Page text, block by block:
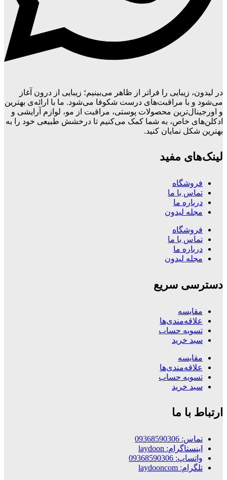
در لیدون، زیبایی را فراتر از ظاهر می‌بینیم؛ زیبایی از درون آغاز
می‌شود و با مراقبت‌های درست شکوفا می‌شود. ما با ارائه‌ی بهترین
و اورجینال‌ترین محصولات پوستی، مراقبت از مو، لوازم آرایشی و
ادکلن‌های خاص، به شما کمک می‌کنیم تا درخشش طبیعی خود را به
بهترین شکل نمایان کنید.
لینک‌های مفید
فروشگاه
تماس با ما
درباره ما
مجله لیدون
فروشگاه
تماس با ما
درباره ما
مجله لیدون
دسترسی سریع
مقایسه
علاقه‌مندی‌ها
تسویه حساب
سبد خرید
مقایسه
علاقه‌مندی‌ها
تسویه حساب
سبد خرید
ارتباط با ما
تماس: 09368590306
اینستاگرام: laydoon
واتساپ: 09368590306
تلگرام: laydooncom